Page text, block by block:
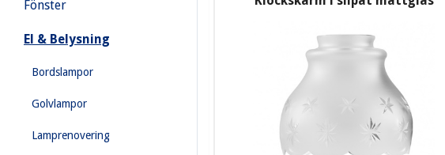
Fönster
El & Belysning
Bordslampor
Golvlampor
Lamprenovering